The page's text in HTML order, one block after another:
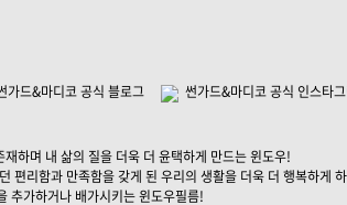
가드&마디코 공식 블로그 썬가드&마디코 공식 인스타
하며 내 삶의 질을 더욱 더 윤택하게 만드는 윈도우!
편리함과 만족함을 갖게 된 우리의 생활을 더욱 더 행복하게
추가하거나 배가시키는 윈도우필름!